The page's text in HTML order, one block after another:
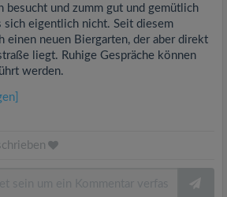
besucht und zumm gut und gemütlich
sich eigentlich nicht. Seit diesem
einen neuen Biergarten, der aber direkt
liegt. Ruhige Gespräche können
werden.